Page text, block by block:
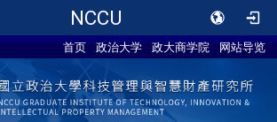
NCCU
首页 政治大学 政大商学院 网站导览